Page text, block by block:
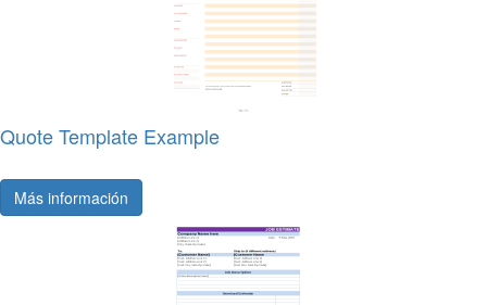
Quote Template Example
Más información